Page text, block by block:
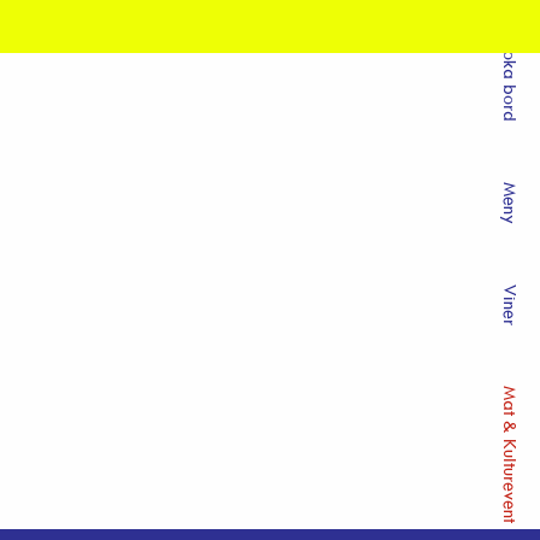
Boka bord
Meny
Viner
Mat & Kulturevent